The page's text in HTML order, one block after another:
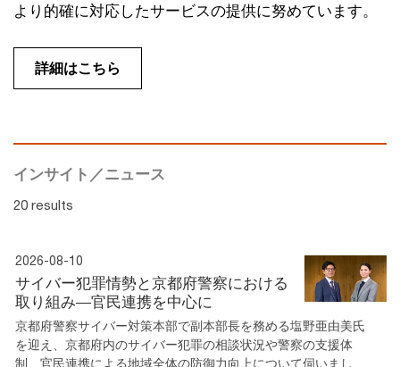
より的確に対応したサービスの提供に努めています。
詳細はこちら
インサイト／ニュース
20 results
2026-08-10
サイバー犯罪情勢と京都府警察における
取り組み―官民連携を中心に
京都府警察サイバー対策本部で副本部長を務める塩野亜由美氏
を迎え、京都府内のサイバー犯罪の相談状況や警察の支援体
制、官民連携による地域全体の防御力向上について伺いまし